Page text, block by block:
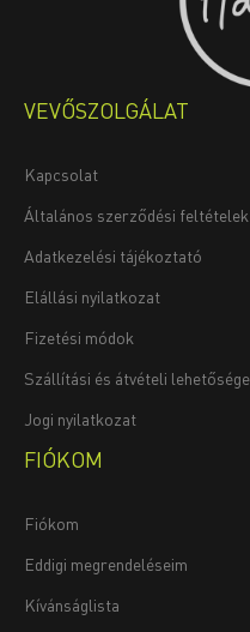
VEVŐSZOLGÁLAT
Kapcsolat
Általános szerződési feltételek
Adatkezelési tájékoztató
Elállási nyilatkozat
Fizetési módok
Szállítási és átvételi
Jogi nyilatkozat
FIÓKOM
Fiókom
Eddigi megrendeléseim
Kívánságlista